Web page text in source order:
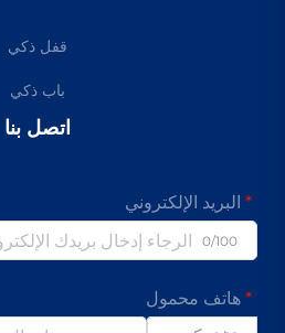
قفل ذكي
باب ذكي
اتصل بنا
البريد الإلكتروني
0/100
هاتف محمول